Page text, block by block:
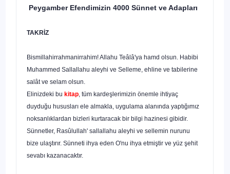
Peygamber Efendimizin 4000 Sünnet ve Adapları
TAKRİZ
Bismillahirrahmanirrahim! Allahu Teâlâ'ya hamd olsun. Habibi
Muhammed Sallallahu aleyhi ve Selleme, ehline ve tabilerine
salât ve selam olsun.
Elinizdeki bu kitap, tüm kardeşlerimizin önemle ihtiyaç
duyduğu hususları ele almakla, uygulama alanında yaptığımız
noksanlıklardan bizleri kurtaracak bir bilgi hazinesi gibidir.
Sünnetler, Rasûlullah' sallallahu aleyhi ve sellemin nurunu
bize ulaştırır. Sünneti ihya eden O'nu ihya etmiştir ve yüz şehit
sevabı kazanacaktır.